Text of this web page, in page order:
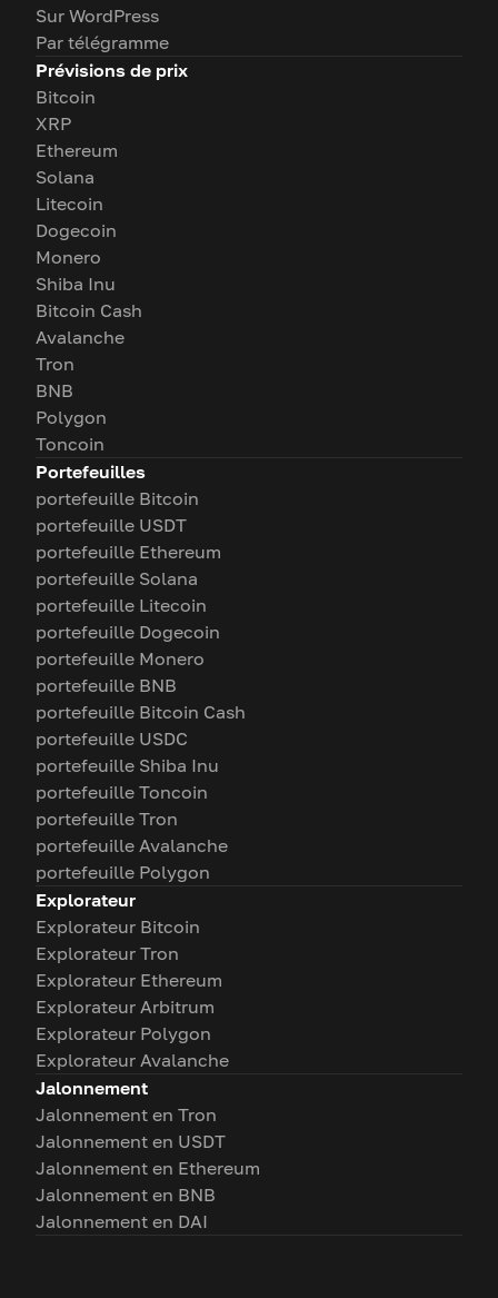
Sur WordPress
Par télégramme
Prévisions de prix
Bitcoin
XRP
Ethereum
Solana
Litecoin
Dogecoin
Monero
Shiba Inu
Bitcoin Cash
Avalanche
Tron
BNB
Polygon
Toncoin
Portefeuilles
portefeuille Bitcoin
portefeuille USDT
portefeuille Ethereum
portefeuille Solana
portefeuille Litecoin
portefeuille Dogecoin
portefeuille Monero
portefeuille BNB
portefeuille Bitcoin Cash
portefeuille USDC
portefeuille Shiba Inu
portefeuille Toncoin
portefeuille Tron
portefeuille Avalanche
portefeuille Polygon
Explorateur
Explorateur Bitcoin
Explorateur Tron
Explorateur Ethereum
Explorateur Arbitrum
Explorateur Polygon
Explorateur Avalanche
Jalonnement
Jalonnement en Tron
Jalonnement en USDT
Jalonnement en Ethereum
Jalonnement en BNB
Jalonnement en DAI